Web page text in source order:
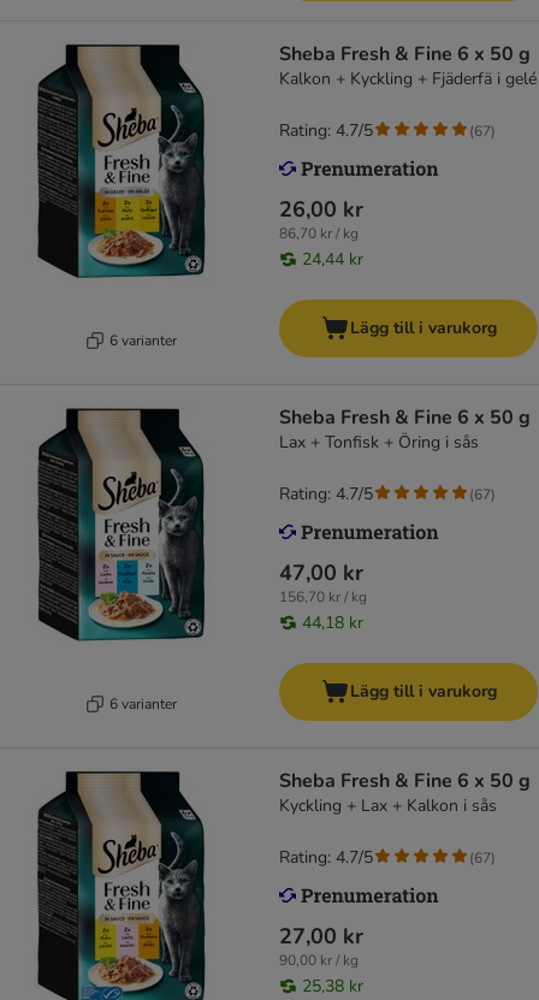
6 varianter
Sheba Fresh & Fine 6 x 50 g
Kalkon + Kyckling + Fjäderfä i gelé
26,00 kr
86,70 kr / kg
24,44 kr
Rating: 4.7/5 (67)
Lägg till i varukorg
6 varianter
Sheba Fresh & Fine 6 x 50 g
Lax + Tonfisk + Öring i sås
47,00 kr
156,70 kr / kg
44,18 kr
Rating: 4.7/5 (67)
Lägg till i varukorg
Sheba Fresh & Fine 6 x 50 g
Kyckling + Lax + Kalkon i sås
27,00 kr
90,00 kr / kg
25,38 kr
Rating: 4.7/5 (67)